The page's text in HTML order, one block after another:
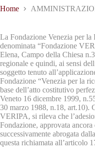
Home
La Fondazione Venezia per la
denominata “Fondazione
Elena, Campo della Chiesa
regionale e quindi, ai sensi
soggetto tenuto
Fondazione “Venezia per la
base dell’atto costitutivo
Veneto 16 dicembre 1999,
30 marzo 1988, n.18, art.10).
VERIPA, si rileva che
Fondazione, approvata
successivamente abrogata
questa richiamata all’articolo